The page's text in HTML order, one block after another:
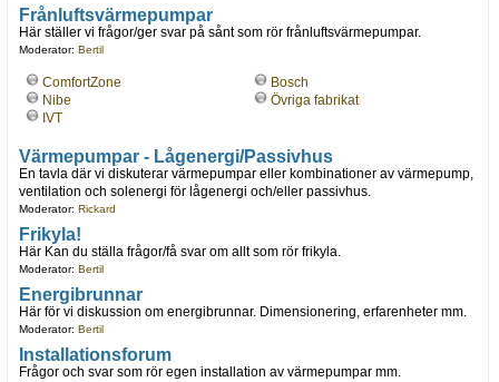
Frånluftsvärmepumpar
Här ställer vi frågor/ger svar på sånt som rör frånluftsvärmepumpar.
Moderator: Bertil
ComfortZone
Nibe
IVT
Bosch
Övriga fabrikat
Värmepumpar - Lågenergi/Passivhus
En tavla där vi diskuterar värmepumpar eller kombinationer av värmepump,
ventilation och solenergi för lågenergi och/eller passivhus.
Moderator: Rickard
Frikyla!
Här Kan du ställa frågor/få svar om allt som rör frikyla.
Moderator: Bertil
Energibrunnar
Här för vi diskussion om energibrunnar. Dimensionering, erfarenheter mm.
Moderator: Bertil
Installationsforum
Frågor och svar som rör egen installation av värmepumpar mm.